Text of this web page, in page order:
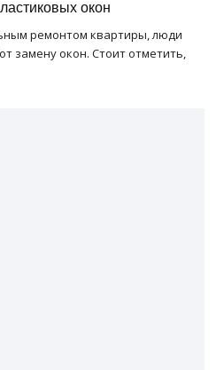
окон
ремонтом квартиры, люди
замену окон. Стоит отметить,